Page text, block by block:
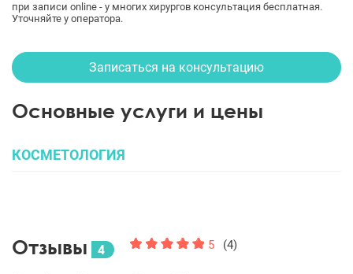
при записи online - у многих хирургов консультация бесплатная.
Уточняйте у оператора.
Записаться на консультацию
Основные услуги и цены
КОСМЕТОЛОГИЯ
Отзывы 4 5 (4)